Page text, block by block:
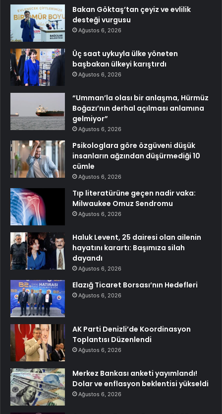
Bakan Göktaş’tan çeyiz ve evlilik
desteği vurgusu
Ağustos 6, 2026
Üç saat uykuyla ülke yöneten
başbakan ülkeyi karıştırdı
Ağustos 6, 2026
“Umman’la olası bir anlaşma, Hürmüz
Boğazı’nın derhal açılması anlamına
gelmiyor”
Ağustos 6, 2026
Psikologlara göre özgüveni düşük
insanların ağzından düşürmediği 10
cümle
Ağustos 6, 2026
Tıp literatürüne geçen nadir vaka:
Milwaukee Omuz Sendromu
Ağustos 6, 2026
Haluk Levent, 25 dairesi olan ailenin
hayatını karartı: Başımıza silah
dayandı
Ağustos 6, 2026
Elazığ Ticaret Borsası’nın Hedefleri
Ağustos 6, 2026
AK Parti Denizli’de Koordinasyon
Toplantısı Düzenlendi
Ağustos 6, 2026
Merkez Bankası anketi yayımlandı!
Dolar ve enflasyon beklentisi yükseldi
Ağustos 6, 2026